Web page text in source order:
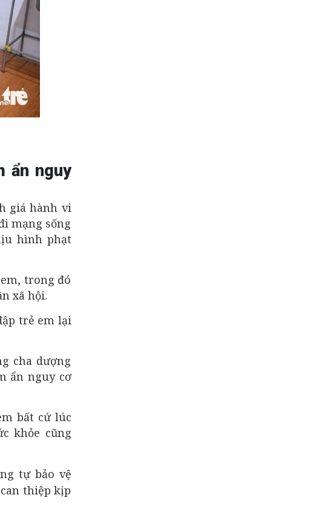
ẩn nguy
giá hành vi
mạng sống
hình phạt
trong đó
xã hội.
trẻ em lại
cha dượng
ẩn nguy cơ
bất cứ lúc
khỏe cũng
tự bảo vệ
thiệp kịp